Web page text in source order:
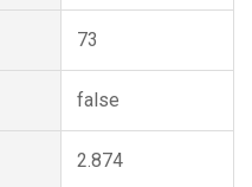
73
false
2.874